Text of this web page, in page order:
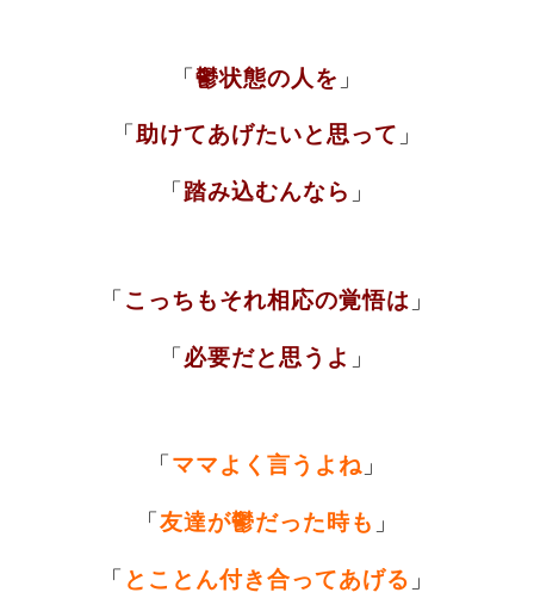
「鬱状態の人を 」
「 助けてあげたいと思って 」
「 踏み込むんなら 」
「 こっちもそれ相応の覚悟は 」
「必要だと思うよ 」
「 ママよく言うよね 」
「 友達が鬱だった時も 」
「 とことん付き合ってあげる 」